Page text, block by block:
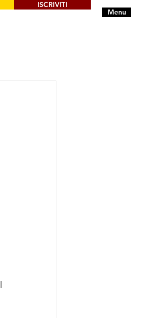
Menu
ISCRIVITI